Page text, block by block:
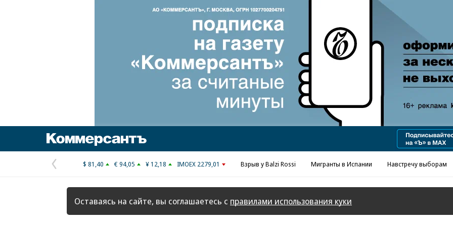
Предыдущая
страница
$ 81,40 € 94,05 ¥ 12,18 IMOEX 2279,01 Взрыв у Balzi Rossi Мигранты в Испании Навстречу выборам
Оставаясь на сайте, вы соглашаетесь с правилами использования куки